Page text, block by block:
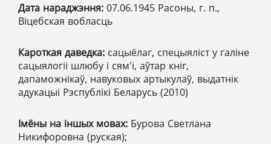
Дата нараджэння: 07.06.1945 Расоны, г. п.,
Віцебская вобласць
Кароткая даведка: сацыёлаг, спецыяліст у галіне
сацыялогіі шлюбу і сям'і, аўтар кніг,
дапаможнікаў, навуковых артыкулаў, выдатнік
адукацыі Рэспублікі Беларусь (2010)
Імёны на іншых мовах: Бурова Светлана
Никифоровна (руская);